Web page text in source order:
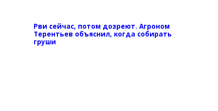
Рви сейчас, потом дозреют. Агроном
Терентьев объяснил, когда собирать
груши